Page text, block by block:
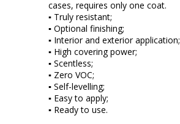
cases, requires only one coat.
▪ Truly resistant;
▪ Optional finishing;
▪ Interior and exterior application;
▪ High covering power;
▪ Scentless;
▪ Zero VOC;
▪ Self-levelling;
▪ Easy to apply;
▪ Ready to use.